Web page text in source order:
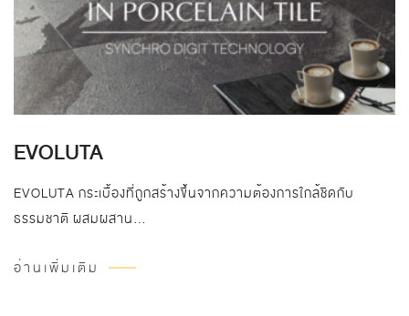
EVOLUTA
EVOLUTA กระเบื้องที่ถูกสร้างขึ้นจากความต้องการใกล้ชิดกับ
ธรรมชาติ ผสมผสาน…
อ่านเพิ่มเติม